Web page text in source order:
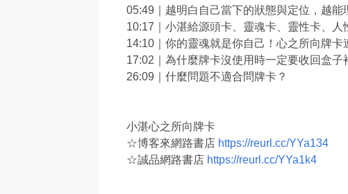
05:49｜越明白自己當下的狀態與定位，越
10:17｜小湛給源頭卡、靈魂卡、靈性卡、人
14:10｜你的靈魂就是你自己！心之所向牌
17:02｜為什麼牌卡沒使用時一定要收回盒
26:09｜什麼問題不適合問牌卡？
小湛心之所向牌卡
☆博客來網路書店 https://reurl.cc/YYa134
☆誠品網路書店 https://reurl.cc/YYa1k4